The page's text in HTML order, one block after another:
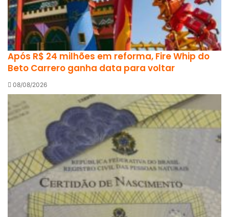
Após R$ 24 milhões em reforma, Fire Whip do
Beto Carrero ganha data para voltar
08/08/2026